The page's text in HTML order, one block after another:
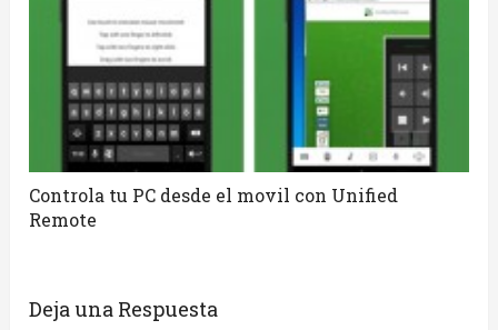
Controla tu PC desde el movil con Unified
Remote
Deja una Respuesta